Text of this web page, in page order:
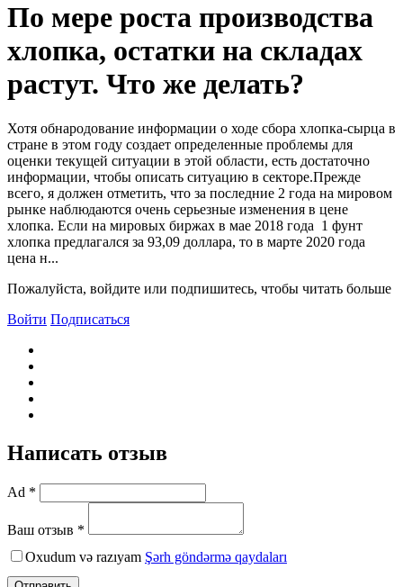
По мере роста производства
хлопка, остатки на складах
растут. Что же делать?
Хотя обнародование информации о ходе сбора хлопка-сырца в
стране в этом году создает определенные проблемы для
оценки текущей ситуации в этой области, есть достаточно
информации, чтобы описать ситуацию в секторе.Прежде
всего, я должен отметить, что за последние 2 года на мировом
рынке наблюдаются очень серьезные изменения в цене
хлопка. Если на мировых биржах в мае 2018 года 1 фунт
хлопка предлагался за 93,09 доллара, то в марте 2020 года
цена н...
Пожалуйста, войдите или подпишитесь, чтобы читать больше
Войти Подписаться
Написать отзыв
Ad *
Ваш отзыв *
Oxudum və razıyam Şərh göndərmə qaydaları